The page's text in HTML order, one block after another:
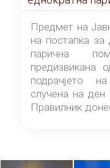
штетата предизвикана од природната
непогода на
Центар-Скопје случена на ден 21.07.2026
година
Предмет на
на постапка
парична
предизвикана
подрачјето
случена на ден
Правилник